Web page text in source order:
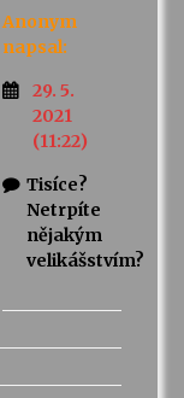
Anonym
napsal:
29. 5.
2021
(11:22)
Tisíce?
Netrpíte
nějakým
velikášstvím?